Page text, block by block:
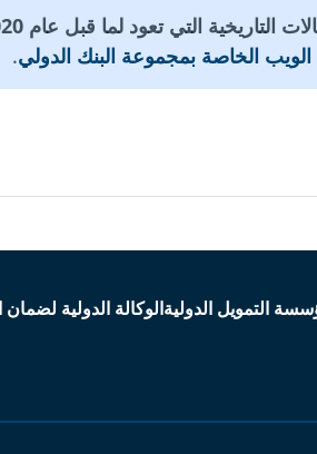
الخاصة بمجموعة البنك الدولي.
التمويل الدوليةالوكالة الدولية لضمان